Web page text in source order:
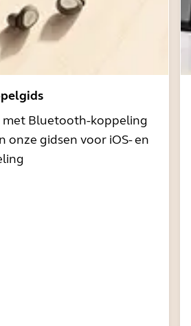
met Bluetooth-koppeling
onze gidsen voor iOS- en